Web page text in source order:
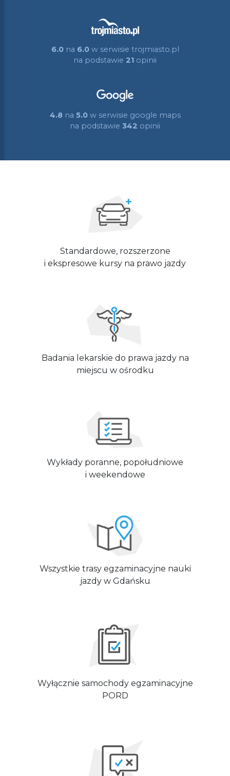
6.0na 6.0w serwisie trojmiasto.pl
na podstawie 21 opinii
4.8 na 5.0w serwisie google maps
na podstawie 342 opinii
Standardowe, rozszerzone
i ekspresowe kursy na prawo jazdy
Badania lekarskie do prawa jazdy na
miejscu w ośrodku
Wykłady poranne, popołudniowe
i weekendowe
Wszystkie trasy egzaminacyjne nauki
jazdy w Gdańsku
Wyłącznie samochody egzaminacyjne
PORD